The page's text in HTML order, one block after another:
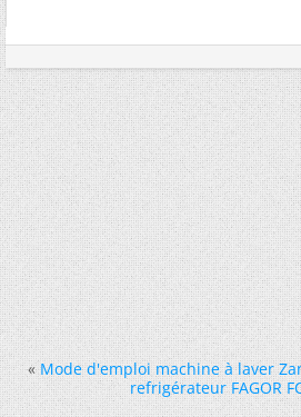
« Mode d'emploi machine à laver
refrigérateur FAGOR